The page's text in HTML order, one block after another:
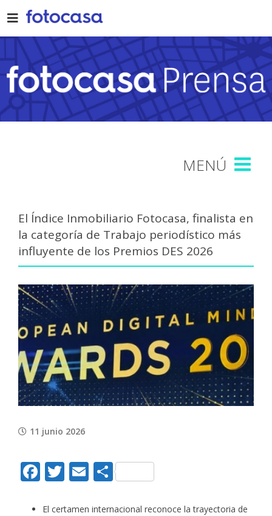
to
content
El Índice Inmobiliario Fotocasa, finalista en
la categoría de Trabajo periodístico más
influyente de los Premios DES 2026
View
Larger
Image
11 junio 2026
Facebook
Twitter
EmailCompartir
El certamen internacional reconoce la trayectoria de